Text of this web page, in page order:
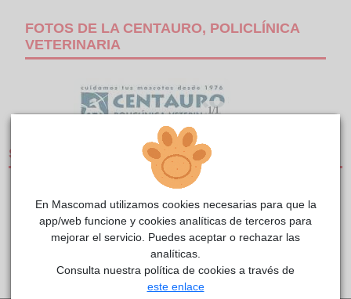
FOTOS DE LA CENTAURO, POLICLÍNICA
VETERINARIA
1/1
SERVICIOS
VOLVER A LISTADO DE CLÍNICAS
En Mascomad utilizamos cookies necesarias para que la
app/web funcione y cookies analíticas de terceros para
mejorar el servicio. Puedes aceptar o rechazar las
analíticas.
Consulta nuestra política de cookies a través de
este enlace